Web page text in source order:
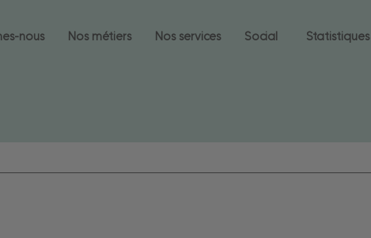
nous Nos métiers Nos services Social Statistiques